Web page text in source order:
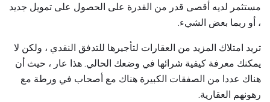
مستثمر لديه أقصى قدر من القدرة على الحصول على تمويل جديد
، أو ربما بعض الشيء.
تريد امتلاك المزيد من العقارات لتأجيرها للتدفق النقدي ، ولكن لا
يمكنك معرفة كيفية شرائها في وضعك الحالي. هذا عار ، حيث أن
هناك عددا من الصفقات الكبيرة هناك مع أصحاب في ورطة مع
رهونهم العقارية.